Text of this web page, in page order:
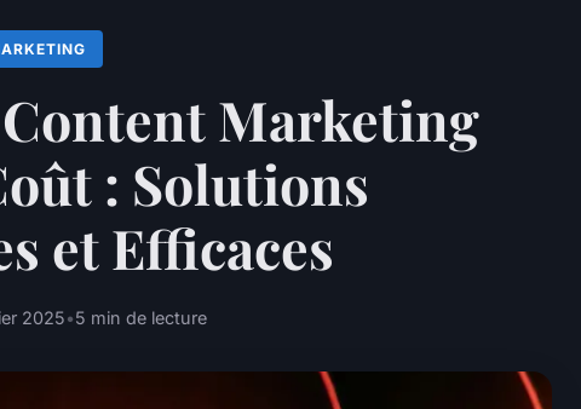
Marketing
: Solutions
et Efficaces
2025•5 min de lecture